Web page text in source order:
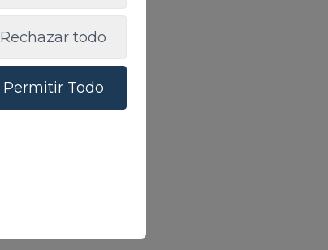
Rechazar todo
Permitir Todo